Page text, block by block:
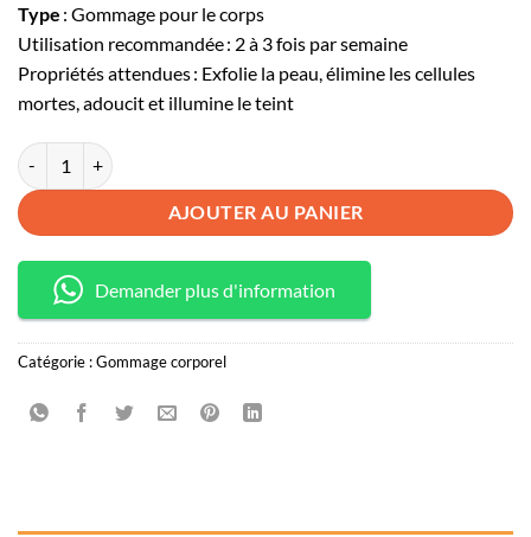
Type : Gommage pour le corps
Utilisation recommandée : 2 à 3 fois par semaine
Propriétés attendues : Exfolie la peau, élimine les cellules
mortes, adoucit et illumine le teint
quantité de gel douche blanchissant banane Nigeria
AJOUTER AU PANIER
Demander plus d'information
Catégorie :Gommage corporel